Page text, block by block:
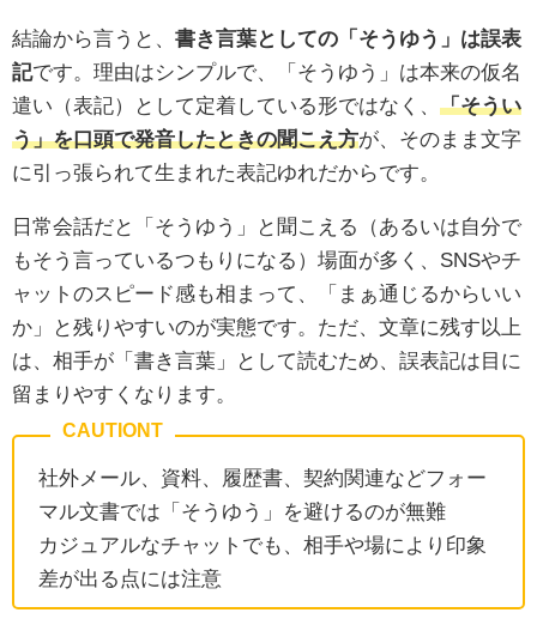
結論から言うと、 書き言葉としての「そうゆう」は誤表
記です。理由はシンプルで、「そうゆう」は本来の仮名
遣い（表記）として定着している形ではなく、 「そうい
う」を口頭で発音したときの聞こえ方が、そのまま文字
に引っ張られて生まれた表記ゆれだからです。
日常会話だと「そうゆう」と聞こえる（あるいは自分で
もそう言っているつもりになる）場面が多く、SNSやチ
ャットのスピード感も相まって、「まぁ通じるからいい
か」と残りやすいのが実態です。ただ、文章に残す以上
は、相手が「書き言葉」として読むため、誤表記は目に
留まりやすくなります。
社外メール、資料、履歴書、契約関連などフォー
マル文書では「そうゆう」を避けるのが無難
カジュアルなチャットでも、相手や場により印象
差が出る点には注意